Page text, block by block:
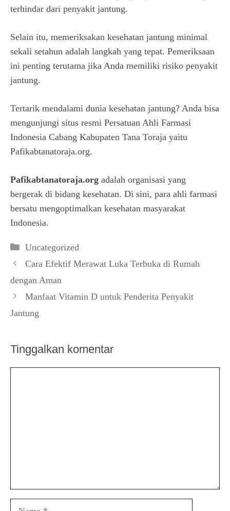
terhindar dari penyakit jantung.
Selain itu, memeriksakan kesehatan jantung minimal
sekali setahun adalah langkah yang tepat. Pemeriksaan
ini penting terutama jika Anda memiliki risiko penyakit
jantung.
Tertarik mendalami dunia kesehatan jantung? Anda bisa
mengunjungi situs resmi Persatuan Ahli Farmasi
Indonesia Cabang Kabupaten Tana Toraja yaitu
Pafikabtanatoraja.org.
Pafikabtanatoraja.org adalah organisasi yang
bergerak di bidang kesehatan. Di sini, para ahli farmasi
bersatu mengoptimalkan kesehatan masyarakat
Indonesia.
Kategori
Uncategorized
Cara Efektif Merawat Luka Terbuka di Rumah
dengan Aman
Manfaat Vitamin D untuk Penderita Penyakit
Jantung
Tinggalkan komentar
Nama